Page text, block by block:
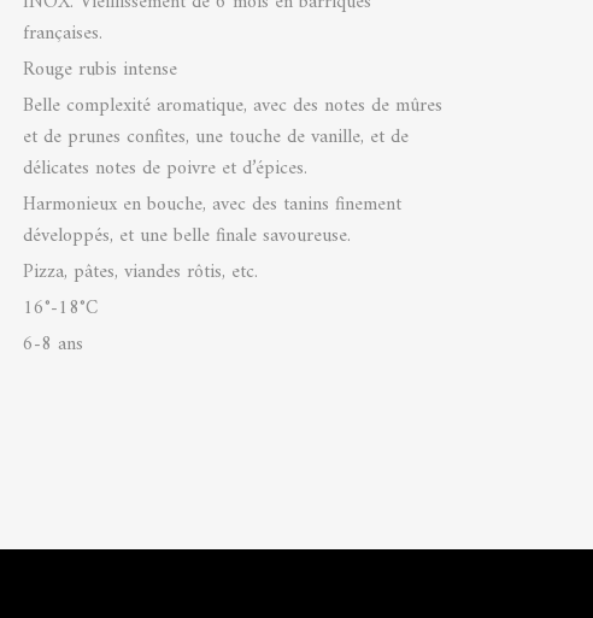
françaises.
Rouge rubis intense
Belle complexité aromatique, avec des notes de mûres
et de prunes confites, une touche de vanille, et de
délicates notes de poivre et d’épices.
Harmonieux en bouche, avec des tanins finement
développés, et une belle finale savoureuse.
Pizza, pâtes, viandes rôtis, etc.
16°-18°C
6-8 ans